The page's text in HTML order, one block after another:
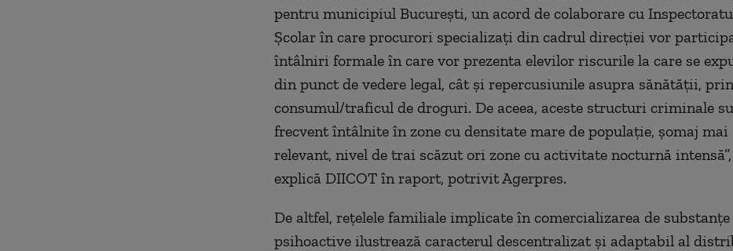
pentru municipiul Bucureşti, un acord de colaborare cu
Şcolar în care procurori specializaţi din cadrul direcţiei vor
întâlniri formale în care vor prezenta elevilor riscurile la care se
din punct de vedere legal, cât şi repercusiunile asupra sănătăţii, prin
consumul/traficul de droguri. De aceea, aceste structuri criminale
frecvent întâlnite în zone cu densitate mare de populaţie, şomaj mai
relevant, nivel de trai scăzut ori zone cu activitate nocturnă intensă”,
explică DIICOT în raport, potrivit Agerpres.
De altfel, reţelele familiale implicate în comercializarea de substanţe
psihoactive ilustrează caracterul descentralizat şi adaptabil al